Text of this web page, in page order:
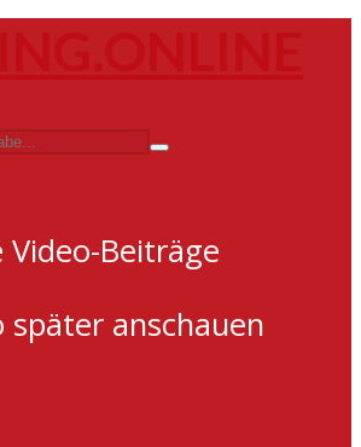
Video-Beiträge
später anschauen